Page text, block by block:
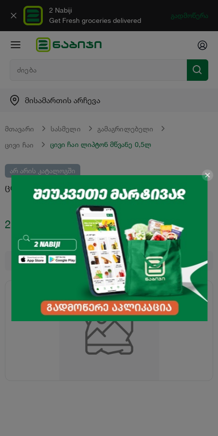
2 Nabiji
Get Fresh groceries delivered
გადმოწერა
მისამართის არჩევა
მთავარი სასმელი გამაგრილებელი
ცივი ჩაი ცივი ჩაი ლიპტონ მწვანე 0,5ლ
არ არის კატალოგში
ცივი ჩაი "ლიპტონ" მწვანე 0,5ლ
2.30